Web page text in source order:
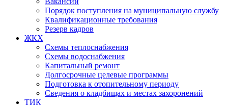
Порядок поступления на муниципальную службу
Квалификационные требования
Резерв кадров
ЖКХ
Схемы теплоснабжения
Схемы водоснабжения
Капитальный ремонт
Долгосрочные целевые программы
Подготовка к отопительному периоду
Сведения о кладбищах и местах захоронений
ТИК